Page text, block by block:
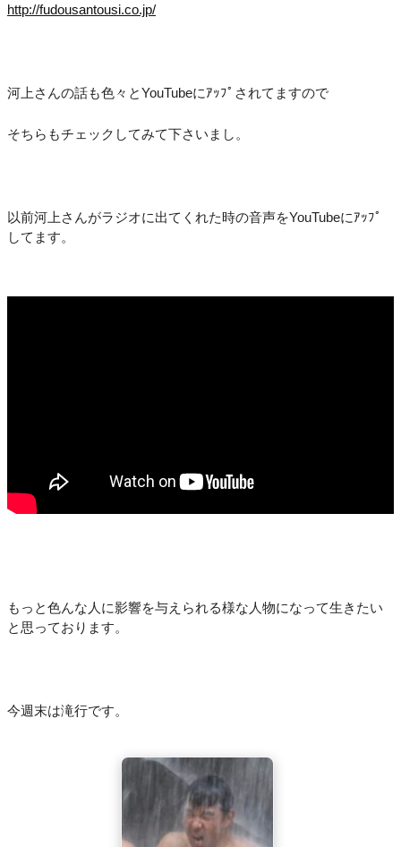
http://fudousantousi.co.jp/
河上さんの話も色々とYouTubeにｱｯﾌﾟされてますので
そちらもチェックしてみて下さいまし。
以前河上さんがラジオに出てくれた時の音声をYouTubeにｱｯﾌﾟ
してます。
もっと色んな人に影響を与えられる様な人物になって生きたい
と思っております。
今週末は滝行です。